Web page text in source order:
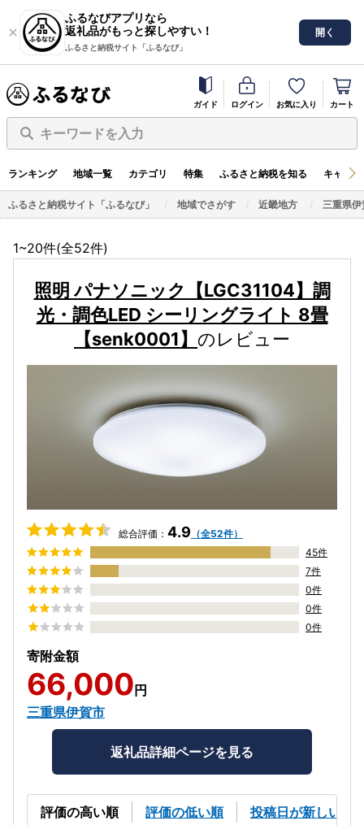
ふるなびアプリなら
返礼品がもっと探しやすい！
ふるさと納税サイト「ふるなび」
開く
ガイド ログイン お気に入り カート
キーワードを入力
ランキング 地域一覧 カテゴリ 特集 ふるさと納税を知る キャン
ふるさと納税サイト「ふるなび」 地域でさがす 近畿地方 三重県伊
1~20件(全52件)
照明 パナソニック【LGC31104】調
光・調色LED シーリングライト 8畳
【senk0001】 のレビュー
総合評価： 4.9 （全52件）
45件
7件
0件
0件
0件
寄附金額
66,000円
三重県伊賀市
返礼品詳細ページを見る
評価の高い順 評価の低い順 投稿日が新しい順